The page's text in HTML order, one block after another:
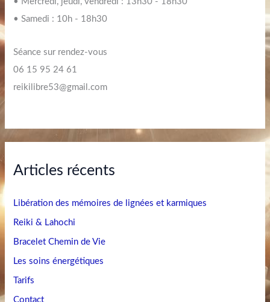
• Samedi : 10h - 18h30
Séance sur rendez-vous
06 15 95 24 61
reikilibre53@gmail.com
Articles récents
Libération des mémoires de lignées et karmiques
Reiki & Lahochi
Bracelet Chemin de Vie
Les soins énergétiques
Tarifs
Contact